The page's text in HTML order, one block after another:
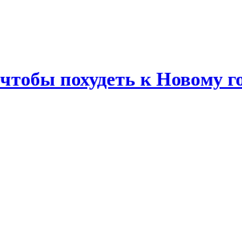
похудеть к Новому